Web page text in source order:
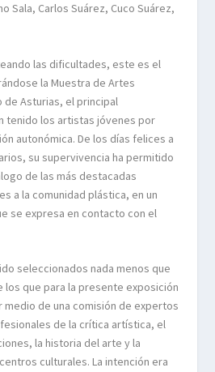
Sala, Carlos Suárez, Cuco Suárez,
las dificultades, este es el
la Muestra de Artes
de Asturias, el principal
tenido los artistas jóvenes por
autonómica. De los días felices a
su supervivencia ha permitido
de las más destacadas
a la comunidad plástica, en un
se expresa en contacto con el
seleccionados nada menos que
los que para la presente exposición
medio de una comisión de expertos
de la crítica artística, el
la historia del arte y la
culturales. La intención era